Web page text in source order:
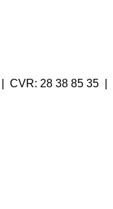
CVR: 28 38 85 35 |